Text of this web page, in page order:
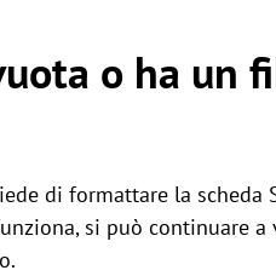
o ha un
di formattare la scheda
si può continuare